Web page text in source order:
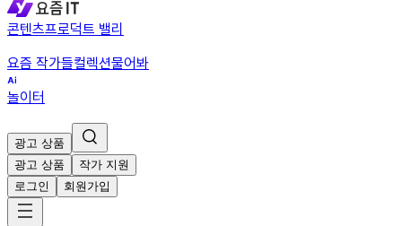
콘텐츠프로덕트 밸리
요즘 작가들컬렉션물어봐
놀이터
광고 상품
광고 상품
작가 지원
로그인
회원가입